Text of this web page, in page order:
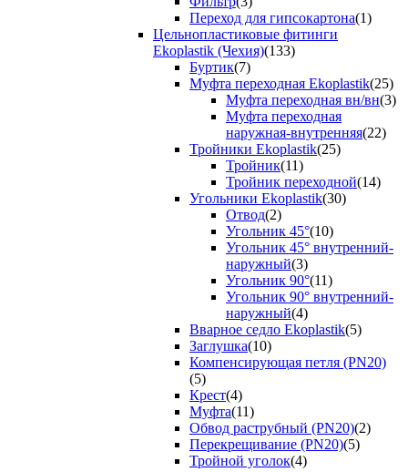
Переход для гипсокартона(1)
Цельнопластиковые фитинги
Ekoplastik (Чехия)(133)
Буртик(7)
Муфта переходная Ekoplastik(25)
Муфта переходная вн/вн(3)
Муфта переходная
наружная-внутренняя(22)
Тройники Ekoplastik(25)
Тройник(11)
Тройник переходной(14)
Угольники Ekoplastik(30)
Отвод(2)
Угольник 45°(10)
Угольник 45° внутренний-
наружный(3)
Угольник 90°(11)
Угольник 90° внутренний-
наружный(4)
Вварное седло Ekoplastik(5)
Заглушка(10)
Компенсирующая петля (PN20)
(5)
Крест(4)
Муфта(11)
Обвод раструбный (PN20)(2)
Перекрещивание (PN20)(5)
Тройной уголок(4)